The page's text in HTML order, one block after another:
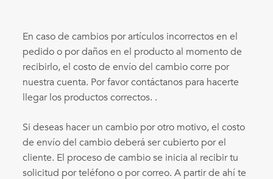
En caso de cambios por artículos incorrectos en el
pedido o por daños en el producto al momento de
recibirlo, el costo de envío del cambio corre por
nuestra cuenta. Por favor contáctanos para hacerte
llegar los productos correctos. .
Si deseas hacer un cambio por otro motivo, el costo
de envío del cambio deberá ser cubierto por el
cliente. El proceso de cambio se inicia al recibir tu
solicitud por teléfono o por correo. A partir de ahí te